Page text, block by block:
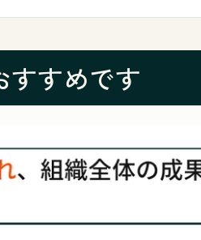
すすめです